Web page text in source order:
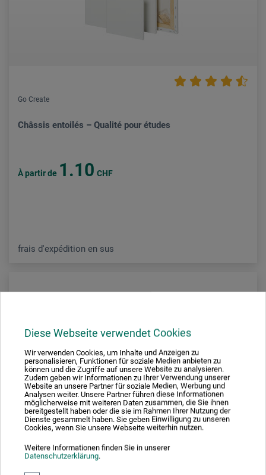
Diese Webseite verwendet Cookies
Wir verwenden Cookies, um Inhalte und Anzeigen zu
personalisieren, Funktionen für soziale Medien anbieten zu
können und die Zugriffe auf unsere Website zu analysieren.
Zudem geben wir Informationen zu Ihrer Verwendung unserer
Website an unsere Partner für soziale Medien, Werbung und
Analysen weiter. Unsere Partner führen diese Informationen
möglicherweise mit weiteren Daten zusammen, die Sie ihnen
bereitgestellt haben oder die sie im Rahmen Ihrer Nutzung der
Dienste gesammelt haben. Sie geben Einwilligung zu unseren
Cookies, wenn Sie unsere Webseite weiterhin nutzen.
Weitere Informationen finden Sie in unserer
Datenschutzerklärung.
Go Create
Châssis entoilés – Qualité pour études
À partir de 1.10 CHF
frais d'expédition en sus